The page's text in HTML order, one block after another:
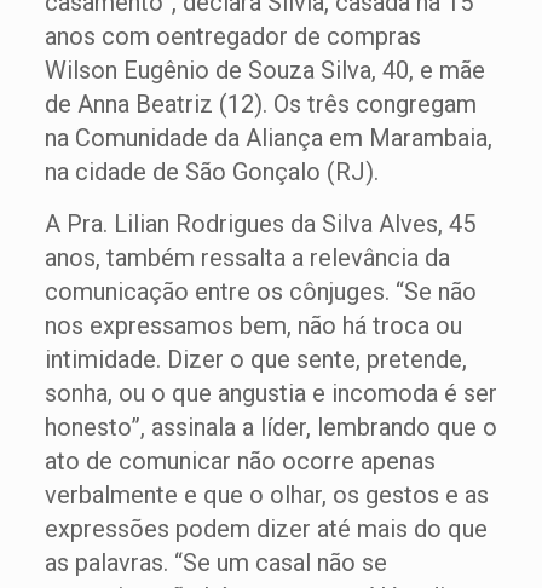
anos com oentregador de compras
Wilson Eugênio de Souza Silva, 40, e mãe
de Anna Beatriz (12). Os três congregam
na Comunidade da Aliança em Marambaia,
na cidade de São Gonçalo (RJ).
A Pra. Lilian Rodrigues da Silva Alves, 45
anos, também ressalta a relevância da
comunicação entre os cônjuges. “Se não
nos expressamos bem, não há troca ou
intimidade. Dizer o que sente, pretende,
sonha, ou o que angustia e incomoda é ser
honesto”, assinala a líder, lembrando que o
ato de comunicar não ocorre apenas
verbalmente e que o olhar, os gestos e as
expressões podem dizer até mais do que
as palavras. “Se um casal não se